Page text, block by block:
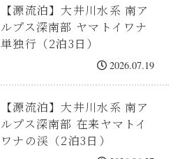
【源流泊】大井川水系 南ア
ルプス深南部 ヤマトイワナ
単独行（2泊3日）
2026.07.19
【源流泊】大井川水系 南ア
ルプス深南部 在来ヤマトイ
ワナの渓（2泊3日）